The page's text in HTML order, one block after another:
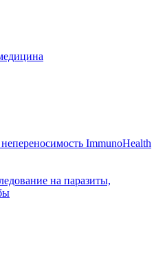
ImmunoHealth
на паразиты,